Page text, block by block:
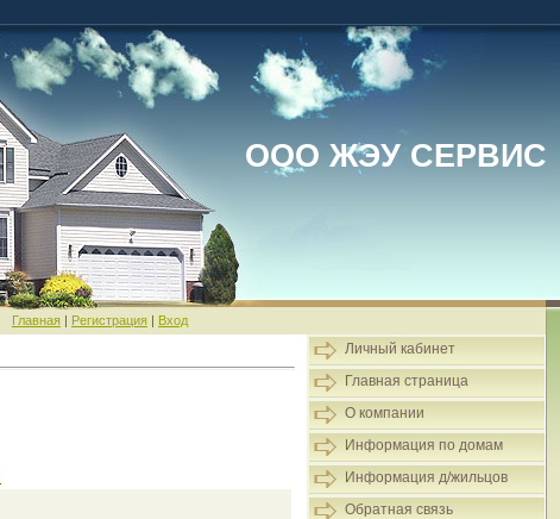
ООО ЖЭУ СЕРВИС
Главная | Регистрация | Вход
Личный кабинет
Главная страница
О компании
Информация по домам
Информация д/жильцов
Обратная связь